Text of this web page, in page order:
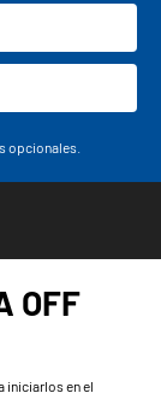
opcionales.
OFF
iniciarlos en el